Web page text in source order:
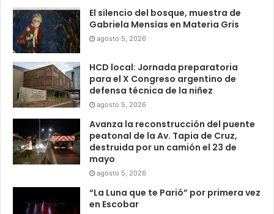
El silencio del bosque, muestra de
Gabriela Mensías en Materia Gris
agosto 5, 2026
HCD local: Jornada preparatoria
para el X Congreso argentino de
defensa técnica de la niñez
agosto 5, 2026
Avanza la reconstrucción del puente
peatonal de la Av. Tapia de Cruz,
destruida por un camión el 23 de
mayo
agosto 5, 2026
“La Luna que te Parió” por primera vez
en Escobar